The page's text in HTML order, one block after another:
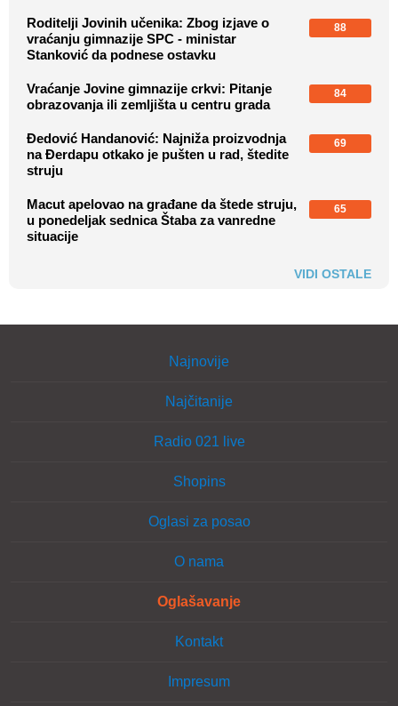
Roditelji Jovinih učenika: Zbog izjave o
vraćanju gimnazije SPC - ministar
Stanković da podnese ostavku
88
Vraćanje Jovine gimnazije crkvi: Pitanje
obrazovanja ili zemljišta u centru grada
84
Đedović Handanović: Najniža proizvodnja
na Đerdapu otkako je pušten u rad, štedite
struju
69
Macut apelovao na građane da štede struju,
u ponedeljak sednica Štaba za vanredne
situacije
65
VIDI OSTALE
Najnovije
Najčitanije
Radio 021 live
Shopins
Oglasi za posao
O nama
Oglašavanje
Kontakt
Impresum